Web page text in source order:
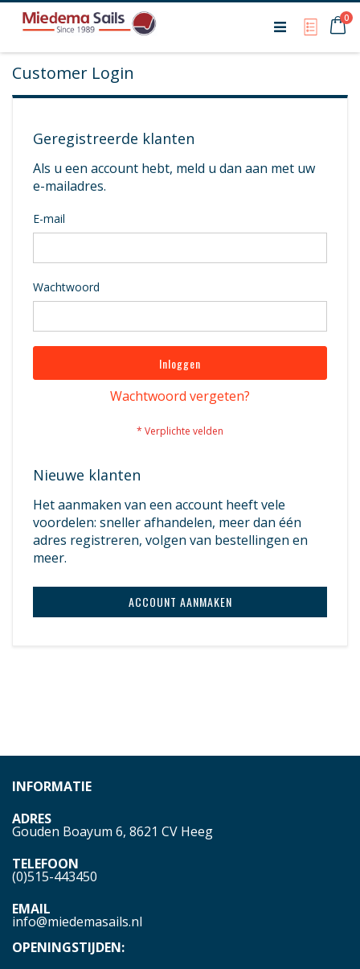
My0
Customer Login
Geregistreerde klanten
Als u een account hebt, meld u dan aan met uw
e-mailadres.
E-mail
Wachtwoord
Inloggen
Wachtwoord vergeten?
Nieuwe klanten
Het aanmaken van een account heeft vele
voordelen: sneller afhandelen, meer dan één
adres registreren, volgen van bestellingen en
meer.
ACCOUNT AANMAKEN
INFORMATIE
ADRES
Gouden Boayum 6, 8621 CV Heeg
TELEFOON
(0)515-443450
EMAIL
info@miedemasails.nl
OPENINGSTIJDEN: